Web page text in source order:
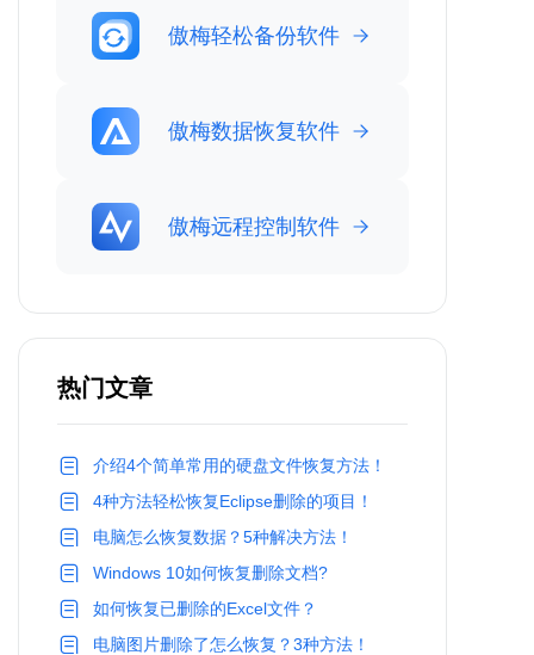
傲梅轻松备份软件
傲梅数据恢复软件
傲梅远程控制软件
热门文章
介绍4个简单常用的硬盘文件恢复方法！
4种方法轻松恢复Eclipse删除的项目！
电脑怎么恢复数据？5种解决方法！
Windows 10如何恢复删除文档?
如何恢复已删除的Excel文件？
电脑图片删除了怎么恢复？3种方法！